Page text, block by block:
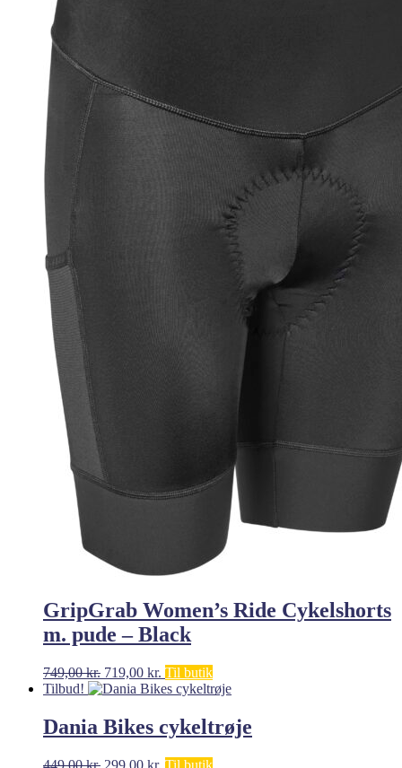
GripGrab Women’s Ride Cykelshorts
m. pude – Black
749,00kr. Den
oprindelige
var:
749,00 kr..
719,00 kr. Den
aktuelle
719,00 kr..
Til butik
Tilbud!
Dania Bikes cykeltrøje
449,00kr. Den
299,00 kr. Den
Til butik